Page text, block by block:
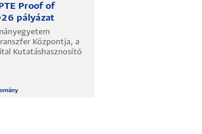
Proof of
pályázat
Központja, a
Kutatáshasznosító